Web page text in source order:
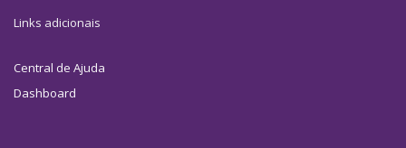
Links adicionais
Central de Ajuda
Dashboard